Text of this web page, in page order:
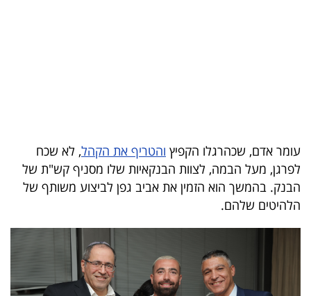
הכלכלי
פודקאסט
40
UNDER
עומר אדם, שכהרגלו הקפיץ והטריף את הקהל, לא שכח
לפרגן, מעל הבמה, לצוות הבנקאיות שלו מסניף קש"ת של
הבנק. בהמשך הוא הזמין את אביב גפן לביצוע משותף של
הלהיטים שלהם.